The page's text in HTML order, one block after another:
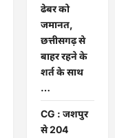
ढेबर को
जमानत,
छत्तीसगढ़ से
बाहर रहने के
शर्त के साथ
…
CG : जशपुर
से 204